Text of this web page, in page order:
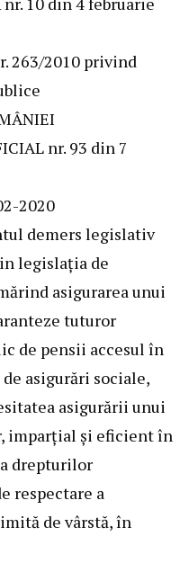
263/2010 privind
nr. 93 din 7
2020
demers legislativ
legislaţia de
asigurarea unui
tuturor
de pensii accesul în
asigurări sociale,
asigurării unui
imparţial şi eficient în
drepturilor
respectare a
de vârstă, în